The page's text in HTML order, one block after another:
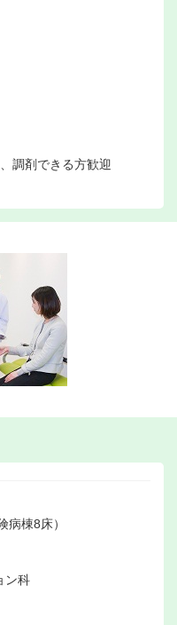
調剤できる方歓迎
棟8床）
ン科